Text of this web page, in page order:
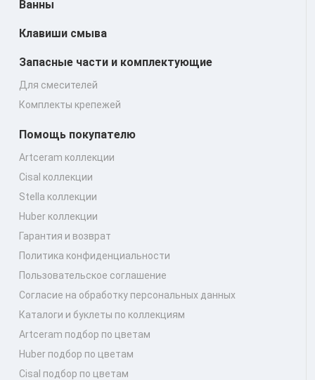
Ванны
Клавиши смыва
Запасные части и комплектующие
Для смесителей
Комплекты крепежей
Помощь покупателю
Artceram коллекции
Cisal коллекции
Stella коллекции
Huber коллекции
Гарантия и возврат
Политика конфиденциальности
Пользовательское соглашение
Согласие на обработку персональных данных
Каталоги и буклеты по коллекциям
Artceram подбор по цветам
Huber подбор по цветам
Cisal подбор по цветам